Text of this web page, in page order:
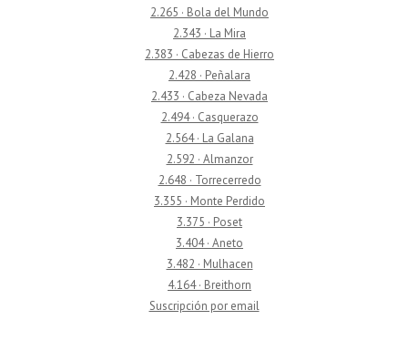
2.265 · Bola del Mundo
2.343 · La Mira
2.383 · Cabezas de Hierro
2.428 · Peñalara
2.433 · Cabeza Nevada
2.494 · Casquerazo
2.564 · La Galana
2.592 · Almanzor
2.648 · Torrecerredo
3.355 · Monte Perdido
3.375 · Poset
3.404 · Aneto
3.482 · Mulhacen
4.164 · Breithorn
Suscripción por email